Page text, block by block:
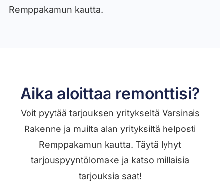
Remppakamun kautta.
Aika aloittaa remonttisi?
Voit pyytää tarjouksen yritykseltä Varsinais
Rakenne ja muilta alan yrityksiltä helposti
Remppakamun kautta. Täytä lyhyt
tarjouspyyntölomake ja katso millaisia
tarjouksia saat!